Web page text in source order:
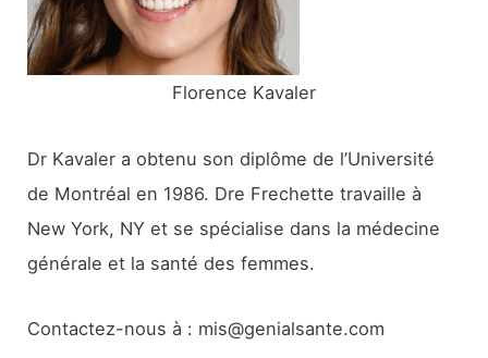
:
Florence Kavaler
Dr Kavaler a obtenu son diplôme de l’Université
de Montréal en 1986. Dre Frechette travaille à
New York, NY et se spécialise dans la médecine
générale et la santé des femmes.
Contactez-nous à : mis@genialsante.com